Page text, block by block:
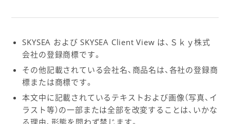
SKYSEA および SKYSEA Client View は、Ｓｋｙ株式
会社の登録商標です。
その他記載されている会社名、商品名は、各社の登録商
標または商標です。
本文中に記載されているテキストおよび画像（写真、イ
ラスト等）の一部または全部を改変することは、いかな